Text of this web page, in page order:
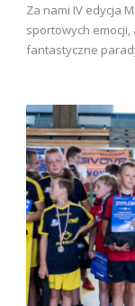
Za nami IV edycja
sportowych
fantastyczne